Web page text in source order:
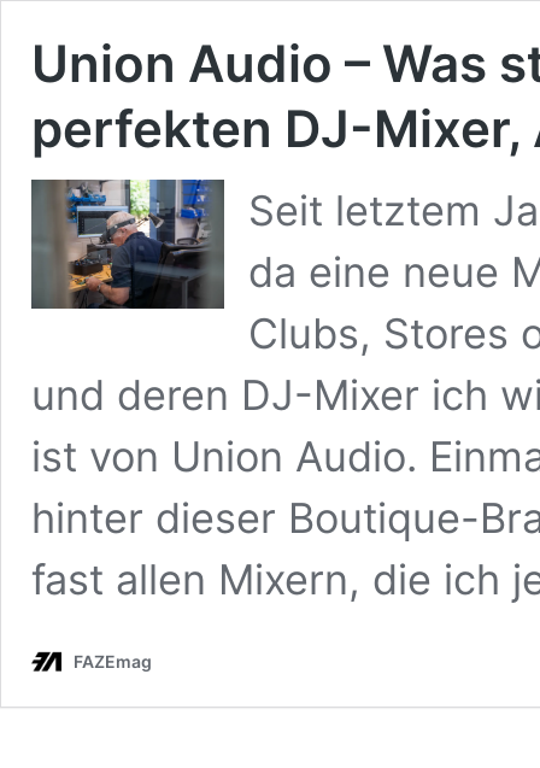
Union Audio – Was
perfekten DJ-
Seit letztem
da eine neue
Clubs, Stores
und deren DJ-Mixer ich
ist von Union Audio.
hinter dieser Boutique-
fast allen Mixern, die ich
FAZEmag